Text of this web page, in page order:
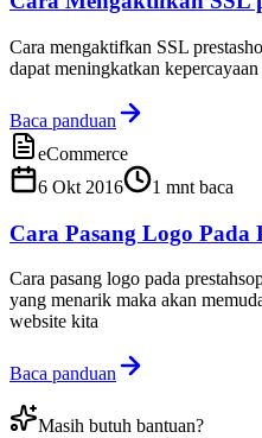
Cara mengaktifkan SSL
dapat meningkatkan
Baca panduan
eCommerce
6 Okt 2016
1 mnt baca
Cara Pasang Logo Pada
Cara pasang logo pada
yang menarik maka akan
website kita
Baca panduan
Masih butuh bantuan?